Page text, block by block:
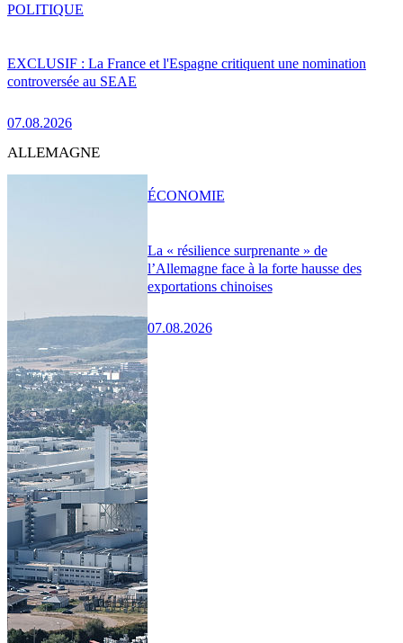
EXCLUSIF : La France et l'Espagne critiquent une nomination
controversée au SEAE
07.08.2026
POLITIQUE
ALLEMAGNE
La « résilience surprenante » de
l’Allemagne face à la forte hausse des
exportations chinoises
07.08.2026
ÉCONOMIE